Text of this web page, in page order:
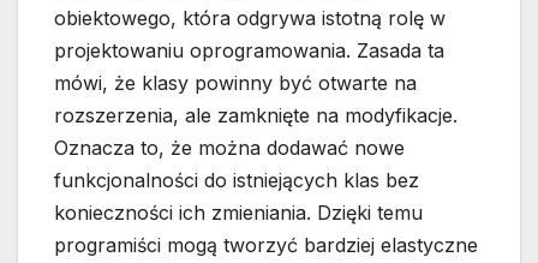
obiektowego, która odgrywa istotną rolę w
projektowaniu oprogramowania. Zasada ta
mówi, że klasy powinny być otwarte na
rozszerzenia, ale zamknięte na modyfikacje.
Oznacza to, że można dodawać nowe
funkcjonalności do istniejących klas bez
konieczności ich zmieniania. Dzięki temu
programiści mogą tworzyć bardziej elastyczne